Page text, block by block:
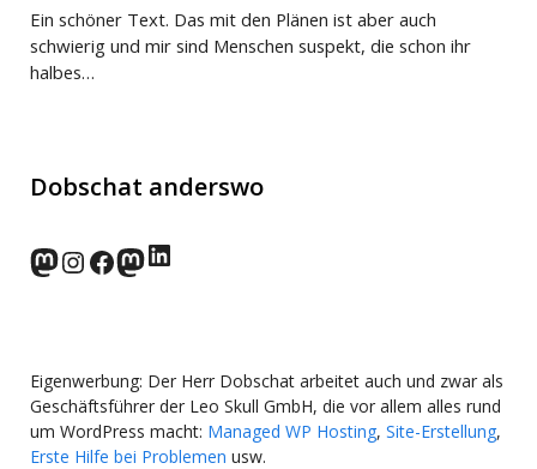
Ein schöner Text. Das mit den Plänen ist aber auch
schwierig und mir sind Menschen suspekt, die schon ihr
halbes…
Dobschat anderswo
norden.social
Instagram
Facebook
wp-punks.social
LinkedIn
Eigenwerbung: Der Herr Dobschat arbeitet auch und zwar als
Geschäftsführer der Leo Skull GmbH, die vor allem alles rund
um WordPress macht: Managed WP Hosting, Site-Erstellung,
Erste Hilfe bei Problemen usw.